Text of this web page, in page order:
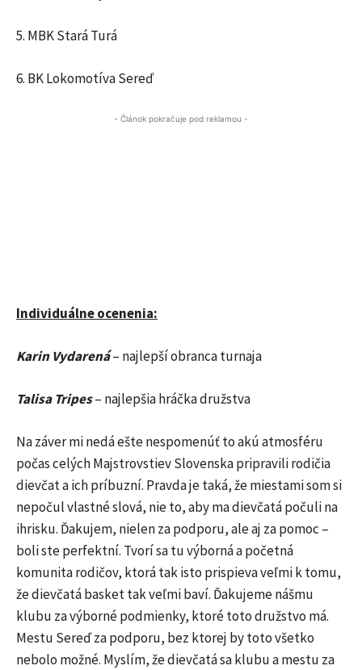
5. MBK Stará Turá
6. BK Lokomotíva Sereď
- Článok pokračuje pod reklamou -
Individuálne ocenenia:
Karin Vydarená– najlepší obranca turnaja
Talisa Tripes– najlepšia hráčka družstva
Na záver mi nedá ešte nespomenúť to akú atmosféru
počas celých Majstrovstiev Slovenska pripravili rodičia
dievčat a ich príbuzní. Pravda je taká, že miestami som si
nepočul vlastné slová, nie to, aby ma dievčatá počuli na
ihrisku. Ďakujem, nielen za podporu, ale aj za pomoc –
boli ste perfektní. Tvorí sa tu výborná a početná
komunita rodičov, ktorá tak isto prispieva veľmi k tomu,
že dievčatá basket tak veľmi baví. Ďakujeme nášmu
klubu za výborné podmienky, ktoré toto družstvo má.
Mestu Sereď za podporu, bez ktorej by toto všetko
nebolo možné. Myslím, že dievčatá sa klubu a mestu za